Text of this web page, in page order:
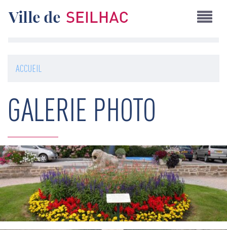
au
ACCUEIL
GALERIE PHOTO
Image